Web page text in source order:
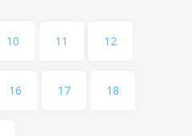
10
11 12
16 17 18